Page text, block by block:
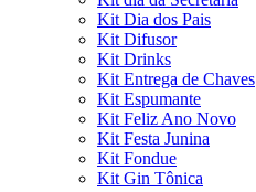
Kit Dia dos Pais
Kit Difusor
Kit Drinks
Kit Entrega de Chaves
Kit Espumante
Kit Feliz Ano Novo
Kit Festa Junina
Kit Fondue
Kit Gin Tônica